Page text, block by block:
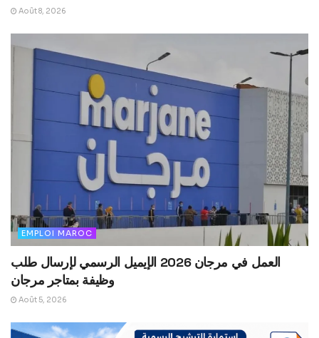
Août 8, 2026
EMPLOI MAROC
العمل في مرجان 2026 الإيميل الرسمي لإرسال طلب
وظيفة بمتاجر مرجان
Août 5, 2026